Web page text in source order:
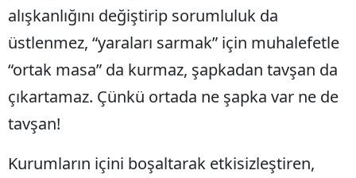
alışkanlığını değiştirip sorumluluk da
üstlenmez, “yaraları sarmak” için muhalefetle
“ortak masa” da kurmaz, şapkadan tavşan da
çıkartamaz. Çünkü ortada ne şapka var ne de
tavşan!
Kurumların içini boşaltarak etkisizleştiren,